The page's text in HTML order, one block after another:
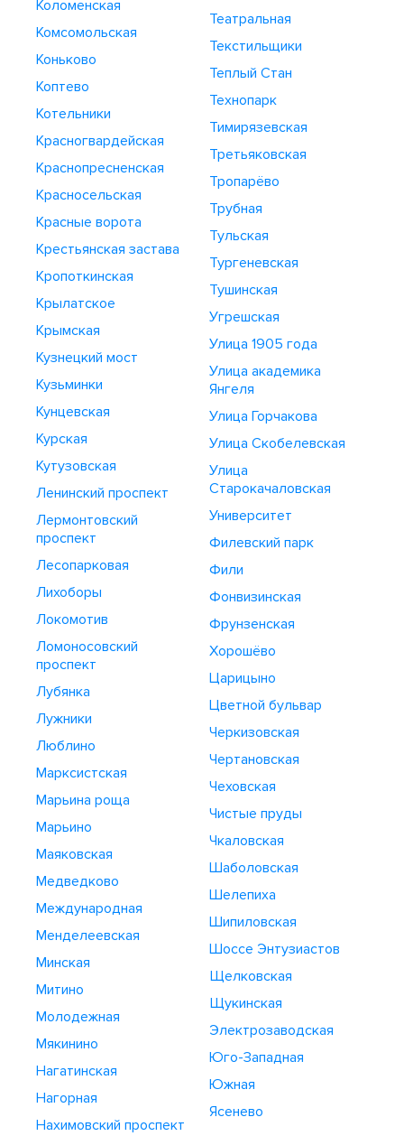
Коломенская
Комсомольская
Коньково
Коптево
Котельники
Красногвардейская
Краснопресненская
Красносельская
Красные ворота
Крестьянская застава
Кропоткинская
Крылатское
Крымская
Кузнецкий мост
Кузьминки
Кунцевская
Курская
Кутузовская
Ленинский проспект
Лермонтовский
проспект
Лесопарковая
Лихоборы
Локомотив
Ломоносовский
проспект
Лубянка
Лужники
Люблино
Марксистская
Марьина роща
Марьино
Маяковская
Медведково
Международная
Менделеевская
Минская
Митино
Молодежная
Мякинино
Нагатинская
Нагорная
Нахимовский проспект
Театральная
Текстильщики
Теплый Стан
Технопарк
Тимирязевская
Третьяковская
Тропарёво
Трубная
Тульская
Тургеневская
Тушинская
Угрешская
Улица 1905 года
Улица академика
Янгеля
Улица Горчакова
Улица Скобелевская
Улица
Старокачаловская
Университет
Филевский парк
Фили
Фонвизинская
Фрунзенская
Хорошёво
Царицыно
Цветной бульвар
Черкизовская
Чертановская
Чеховская
Чистые пруды
Чкаловская
Шаболовская
Шелепиха
Шипиловская
Шоссе Энтузиастов
Щелковская
Щукинская
Электрозаводская
Юго-Западная
Южная
Ясенево